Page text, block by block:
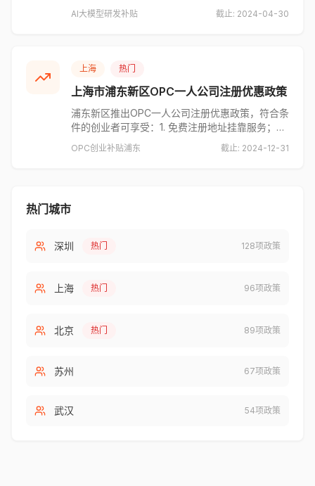
企业给予最高500万元研发补贴，支持企业开展大
模型研发、智能硬件创新等项目。申报条件包括：
1日至4月30日。
AI大模型研发补贴 截止: 2024-04-30
上海 热门
上海市浦东新区OPC一人公司注册优惠政策
浦东新区推出OPC一人公司注册优惠政策，符合条
件的创业者可享受：1. 免费注册地址挂靠服务；2.
首年代理记账费用减免50%；3. 一次性创业补贴
5000元。适用对象为毕业5年内大学生、归国留学
OPC创业补贴浦东 截止: 2024-12-31
热门城市
深圳 热门 128项政策
上海 热门 96项政策
北京 热门 89项政策
苏州 67项政策
武汉 54项政策